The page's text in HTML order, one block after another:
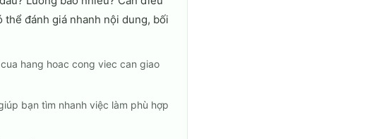
đánh giá nhanh nội dung, bối
hang hoac cong viec can giao
bạn tìm nhanh việc làm phù hợp